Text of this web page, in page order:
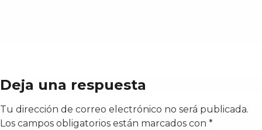
Deja una respuesta
Tu dirección de correo electrónico no será publicada.
Los campos obligatorios están marcados con *